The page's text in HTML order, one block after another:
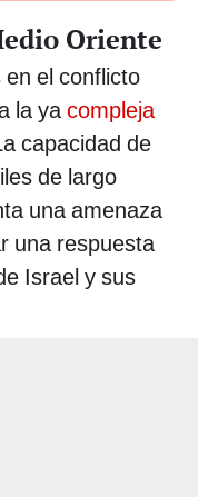
Oriente
el conflicto
la yacompleja
capacidad de
de largo
una amenaza
una respuesta
Israel y sus